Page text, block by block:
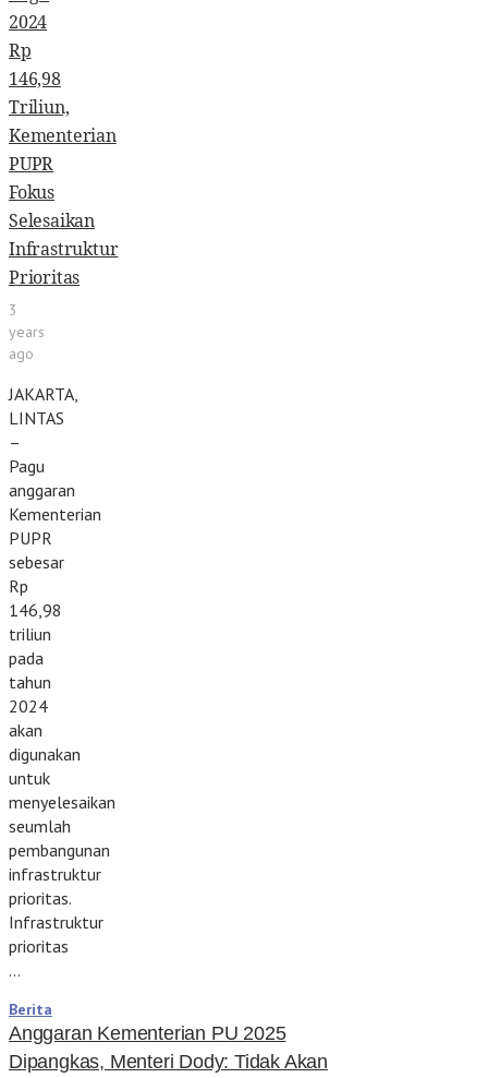
2024
Rp
146,98
Triliun,
Kementerian
PUPR
Fokus
Selesaikan
Infrastruktur
Prioritas
3
years
ago
JAKARTA,
LINTAS
–
Pagu
anggaran
Kementerian
PUPR
sebesar
Rp
146,98
triliun
pada
tahun
2024
akan
digunakan
untuk
menyelesaikan
seumlah
pembangunan
infrastruktur
prioritas.
Infrastruktur
prioritas
…
Berita
Anggaran Kementerian PU 2025
Dipangkas, Menteri Dody: Tidak Akan